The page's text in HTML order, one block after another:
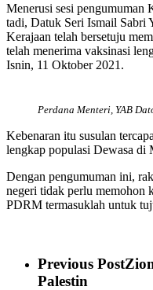
Menerusi sesi pengumuman
tadi, Datuk Seri Ismail Sabri
Kerajaan telah bersetuju
telah menerima vaksinasi
Isnin, 11 Oktober 2021.
Perdana Menteri, YAB
Kebenaran itu susulan
lengkap populasi Dewasa di
Dengan pengumuman ini,
negeri tidak perlu memohon
PDRM termasuklah untuk
Previous Post
Palestin